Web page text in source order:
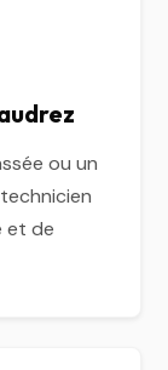
ou un
et de